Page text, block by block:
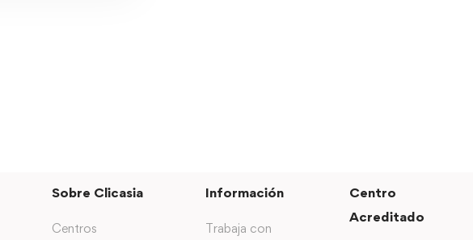
Sobre Clicasia
Centros
Información
Trabaja con
Centro
Acreditado